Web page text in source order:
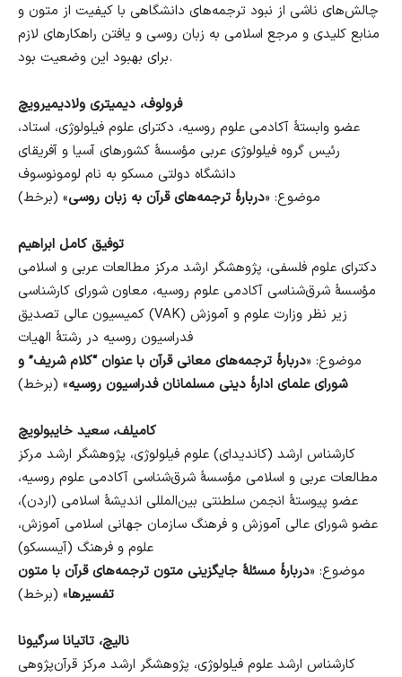
چالش‌های ناشی از نبود ترجمه‌های دانشگاهی با کیفیت از متون و
منابع کلیدی و مرجع اسلامی به زبان روسی و یافتن راهکارهای لازم
برای بهبود این وضعیت بود.
فرولوف، دیمیتری ولادیمیرویچ
عضو وابستهٔ آکادمی علوم روسیه، دکترای علوم فیلولوژی، استاد،
رئیس گروه فیلولوژی عربی مؤسسهٔ کشورهای آسیا و آفریقای
دانشگاه دولتی مسکو به نام لومونوسوف
موضوع: «دربارهٔ ترجمه‌های قرآن به زبان روسی» (برخط)
توفیق کامل ابراهیم
دکترای علوم فلسفی، پژوهشگر ارشد مرکز مطالعات عربی و اسلامی
مؤسسهٔ شرق‌شناسی آکادمی علوم روسیه، معاون شورای کارشناسی
کمیسیون عالی تصدیق (VAK) زیر نظر وزارت علوم و آموزش
فدراسیون روسیه در رشتهٔ الهیات
موضوع: «دربارهٔ ترجمه‌های معانی قرآن با عنوان “کلام شریف” و
شورای علمای ادارهٔ دینی مسلمانان فدراسیون روسیه» (برخط)
کامیلف، سعید خایبولویچ
کارشناس ارشد (کاندیدای) علوم فیلولوژی، پژوهشگر ارشد مرکز
مطالعات عربی و اسلامی مؤسسهٔ شرق‌شناسی آکادمی علوم روسیه،
عضو پیوستهٔ انجمن سلطنتی بین‌المللی اندیشهٔ اسلامی (اردن)،
عضو شورای عالی آموزش و فرهنگ سازمان جهانی اسلامی آموزش،
علوم و فرهنگ (آیسسکو)
موضوع: «دربارهٔ مسئلهٔ جایگزینی متون ترجمه‌های قرآن با متون
تفسیرها» (برخط)
نالیچ، تاتیانا سرگیونا
کارشناس ارشد علوم فیلولوژی، پژوهشگر ارشد مرکز قرآن‌پژوهی